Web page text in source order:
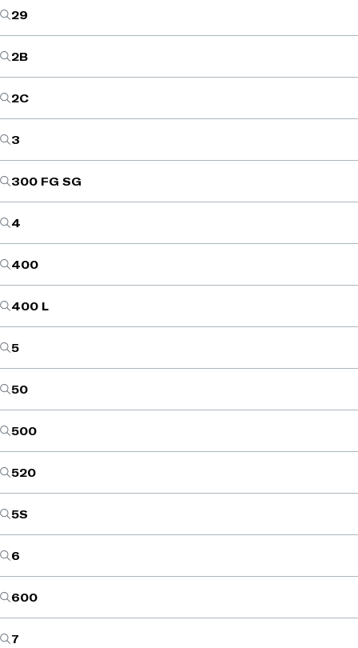
29
2B
2C
3
300 FG SG
4
400
400 L
5
50
500
520
5S
6
600
7